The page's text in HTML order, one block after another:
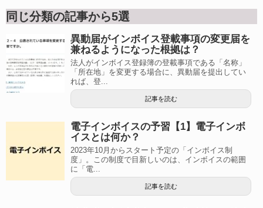
同じ分類の記事から5選
異動届がインボイス登載事項の変更届を
兼ねるようになった根拠は？
法人がインボイス登録簿の登載事項である「名称」
「所在地」を変更する場合に、異動届を提出してい
れば、登...
記事を読む
電子インボイスの予習【1】電子インボ
イスとは何か？
2023年10月からスタート予定の「インボイス制
度」。この制度で目新しいのは、インボイスの範囲
に「電...
記事を読む